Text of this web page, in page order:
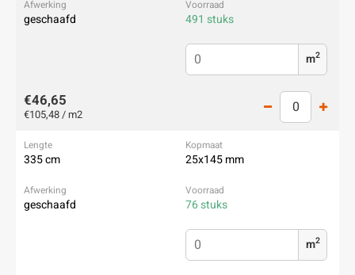
geschaafd 491 stuks
m2
€46,65
€105,48 / m2
335 cm 25x145 mm
geschaafd 76 stuks
m2